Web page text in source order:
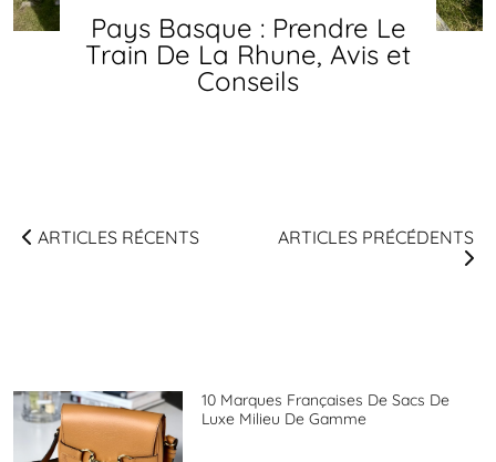
Pays Basque : Prendre Le
Train De La Rhune, Avis et
Conseils
ARTICLES RÉCENTS ARTICLES PRÉCÉDENTS
10 Marques Françaises De Sacs De
Luxe Milieu De Gamme